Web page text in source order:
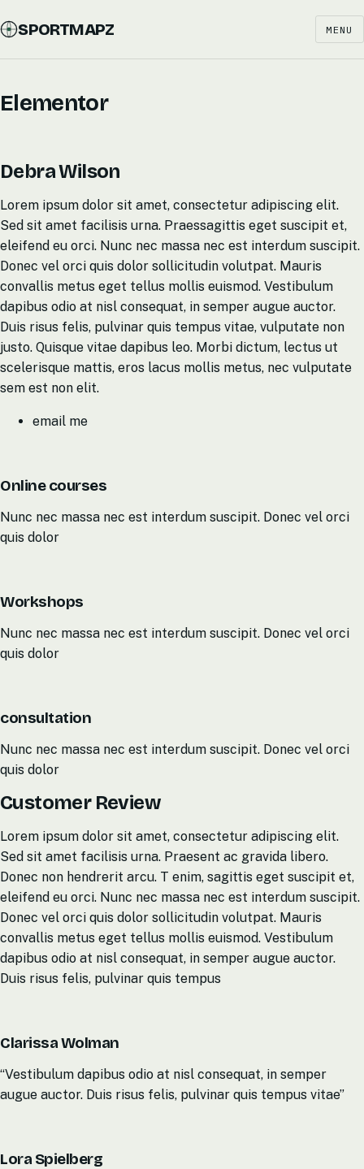
SPORTMAPZ MENU
Elementor
Debra Wilson
Lorem ipsum dolor sit amet, consectetur adipiscing elit.
Sed sit amet facilisis urna. Praessagittis eget suscipit et,
eleifend eu orci. Nunc nec massa nec est interdum suscipit.
Donec vel orci quis dolor sollicitudin volutpat. Mauris
convallis metus eget tellus mollis euismod. Vestibulum
dapibus odio at nisl consequat, in semper augue auctor.
Duis risus felis, pulvinar quis tempus vitae, vulputate non
justo. Quisque vitae dapibus leo. Morbi dictum, lectus ut
scelerisque mattis, eros lacus mollis metus, nec vulputate
sem est non elit.
email me
Online courses
Nunc nec massa nec est interdum suscipit. Donec vel orci
quis dolor
Workshops
Nunc nec massa nec est interdum suscipit. Donec vel orci
quis dolor
consultation
Nunc nec massa nec est interdum suscipit. Donec vel orci
quis dolor
Customer Review
Lorem ipsum dolor sit amet, consectetur adipiscing elit.
Sed sit amet facilisis urna. Praesent ac gravida libero.
Donec non hendrerit arcu. T enim, sagittis eget suscipit et,
eleifend eu orci. Nunc nec massa nec est interdum suscipit.
Donec vel orci quis dolor sollicitudin volutpat. Mauris
convallis metus eget tellus mollis euismod. Vestibulum
dapibus odio at nisl consequat, in semper augue auctor.
Duis risus felis, pulvinar quis tempus
Clarissa Wolman
“Vestibulum dapibus odio at nisl consequat, in semper
augue auctor. Duis risus felis, pulvinar quis tempus vitae”
Lora Spielberg